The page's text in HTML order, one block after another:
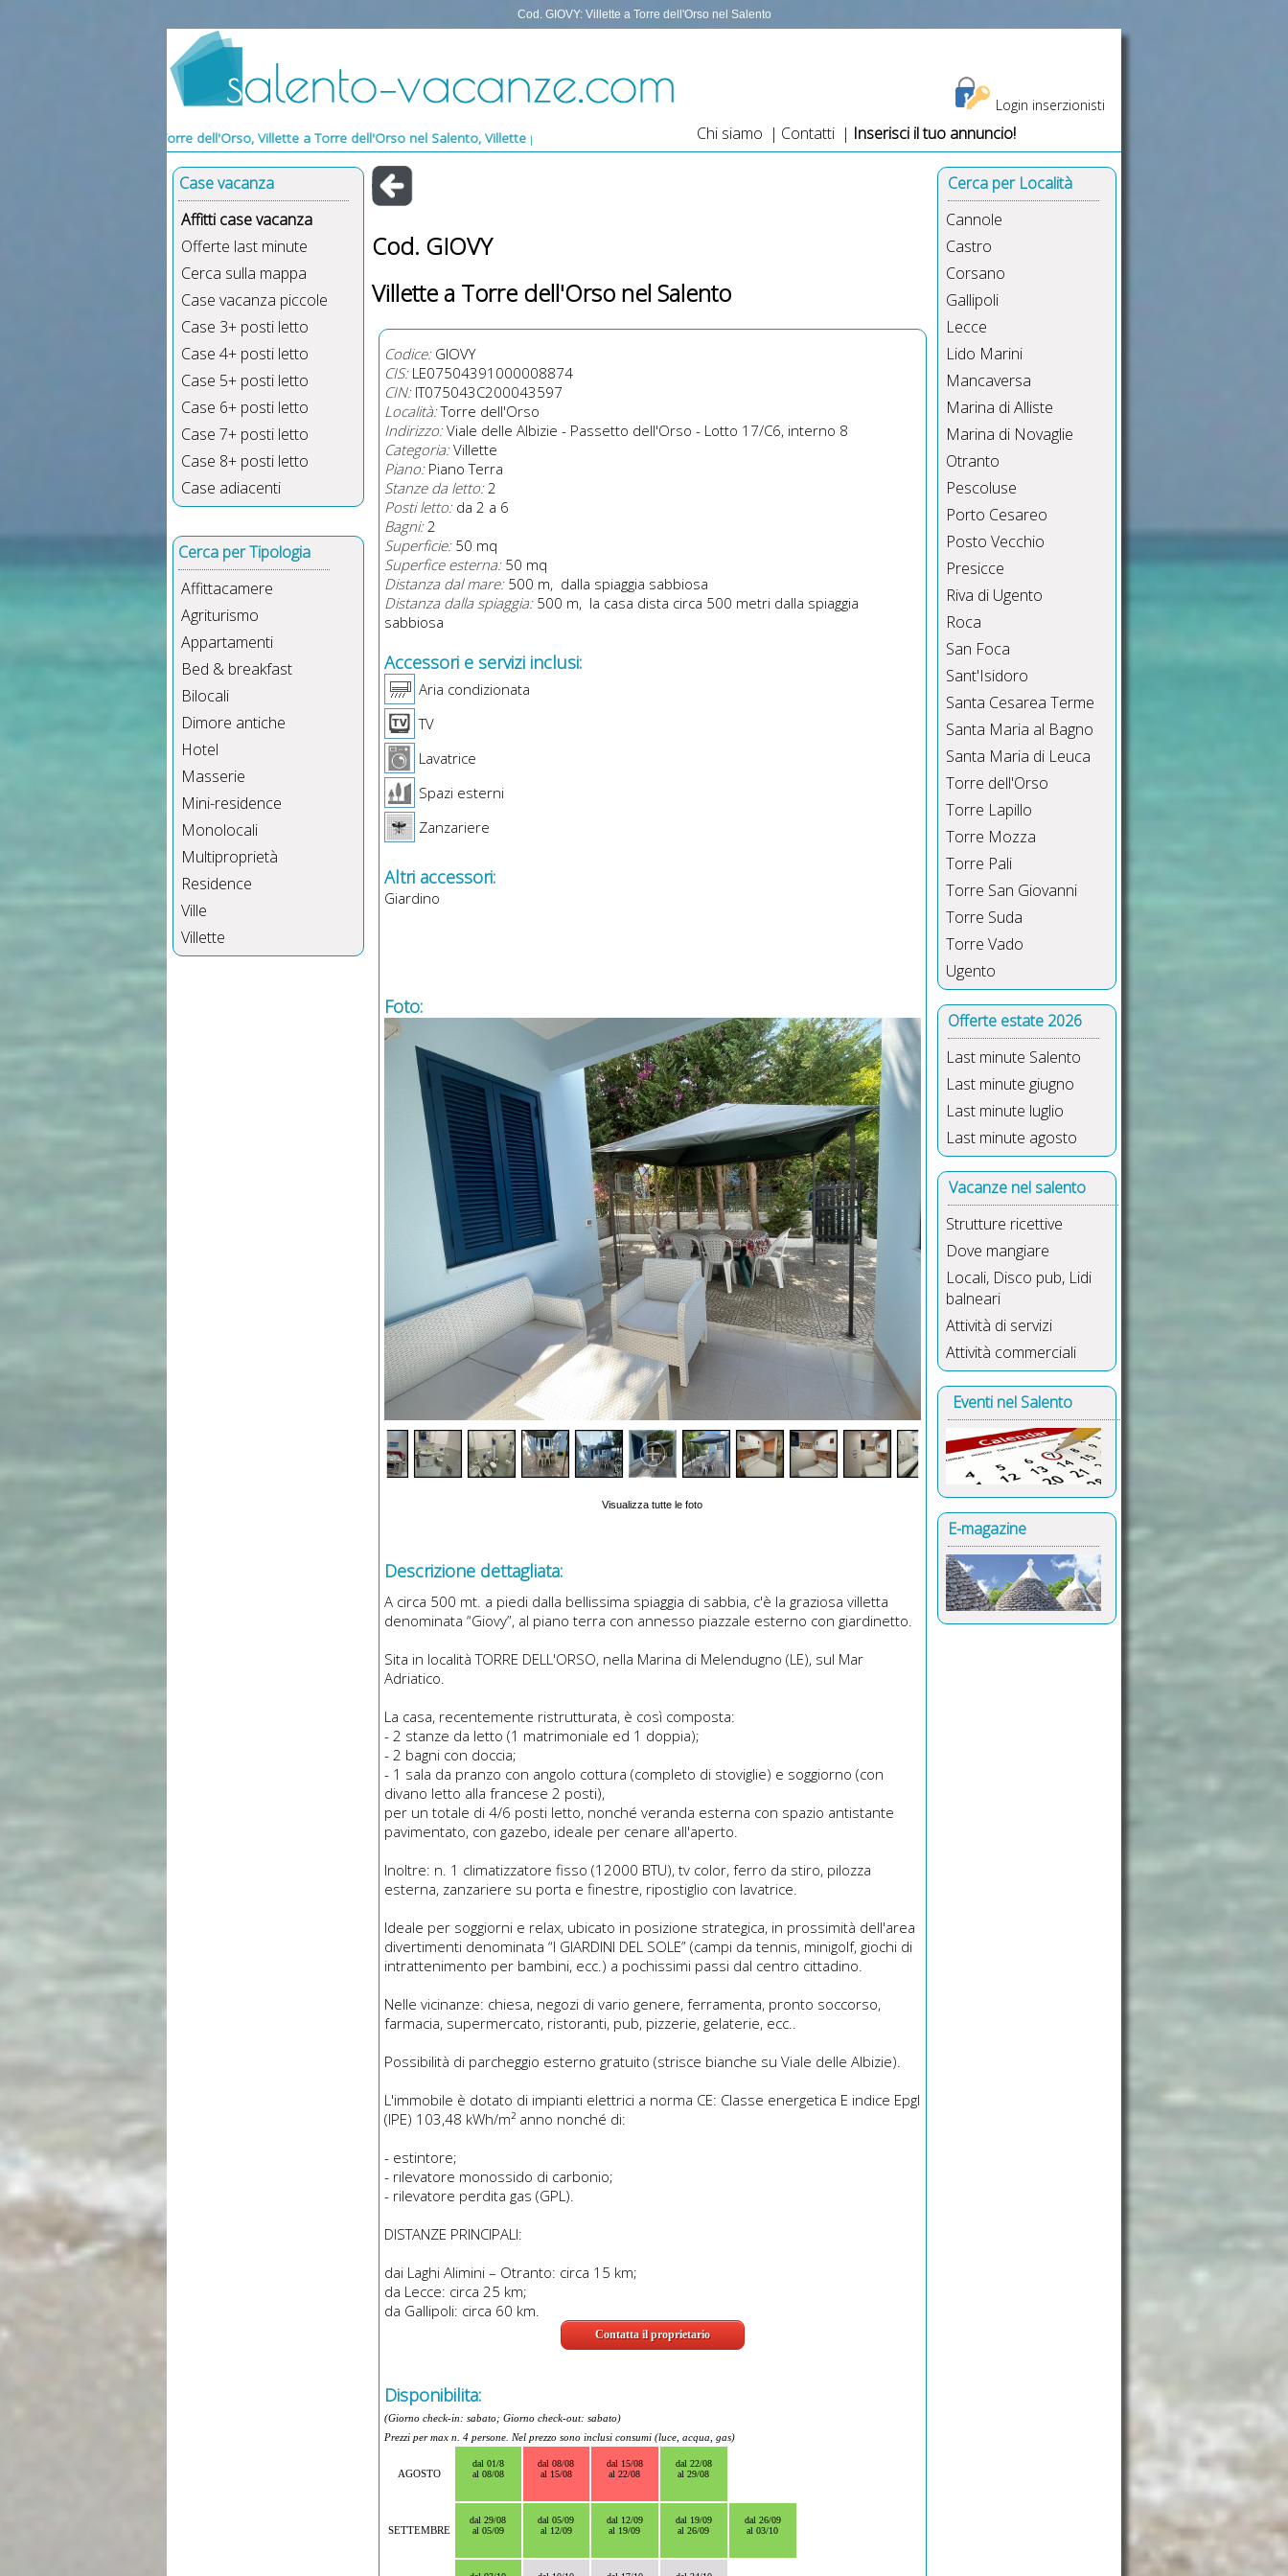
Cod. GIOVY: Villette a Torre dell'Orso nel Salento
Login inserzionisti
Chi siamo | Contatti | Inserisci il tuo annuncio!
Vacanze Torre dell'Orso, Villette a Torre dell'Orso nel Salento, Villette per vacanze a Torre dell'Orso, Villino Giovy vicino alla spiaggia di Torre dell’Orso, salento vacanze
Case vacanza
Affitti case vacanza
Offerte last minute
Cerca sulla mappa
Case vacanza piccole
Case 3+ posti letto
Case 4+ posti letto
Case 5+ posti letto
Case 6+ posti letto
Case 7+ posti letto
Case 8+ posti letto
Case adiacenti
Cerca per Tipologia
Affittacamere
Agriturismo
Appartamenti
Bed & breakfast
Bilocali
Dimore antiche
Hotel
Masserie
Mini-residence
Monolocali
Multiproprietà
Residence
Ville
Villette
Cod. GIOVY
Villette a Torre dell'Orso nel Salento
Codice:GIOVY
CIS:LE07504391000008874
CIN:IT075043C200043597
Località: Torre dell'Orso
Indirizzo:Viale delle Albizie - Passetto dell'Orso - Lotto 17/C6, interno 8
Categoria:Villette
Piano:Piano Terra
Stanze da letto:2
Posti letto:da 2 a 6
Bagni:2
Superficie:50 mq
Superfice esterna:50 mq
Distanza dal mare:500 m, dalla spiaggia sabbiosa
Distanza dalla spiaggia:500 m, la casa dista circa 500 metri dalla spiaggia
sabbiosa
Accessori e servizi inclusi:
Aria condizionata
TV
Lavatrice
Spazi esterni
Zanzariere
Altri accessori:
Giardino
Foto:
Visualizza tutte le foto
Descrizione dettagliata:
A circa 500 mt. a piedi dalla bellissima spiaggia di sabbia, c'è la graziosa villetta
denominata “Giovy”, al piano terra con annesso piazzale esterno con giardinetto.
Sita in località TORRE DELL'ORSO, nella Marina di Melendugno (LE), sul Mar
Adriatico.
La casa, recentemente ristrutturata, è così composta:
- 2 stanze da letto (1 matrimoniale ed 1 doppia);
- 2 bagni con doccia;
- 1 sala da pranzo con angolo cottura (completo di stoviglie) e soggiorno (con
divano letto alla francese 2 posti),
per un totale di 4/6 posti letto, nonché veranda esterna con spazio antistante
pavimentato, con gazebo, ideale per cenare all'aperto.
Inoltre: n. 1 climatizzatore fisso (12000 BTU), tv color, ferro da stiro, pilozza
esterna, zanzariere su porta e finestre, ripostiglio con lavatrice.
Ideale per soggiorni e relax, ubicato in posizione strategica, in prossimità dell'area
divertimenti denominata “I GIARDINI DEL SOLE” (campi da tennis, minigolf, giochi di
intrattenimento per bambini, ecc.) a pochissimi passi dal centro cittadino.
Nelle vicinanze: chiesa, negozi di vario genere, ferramenta, pronto soccorso,
farmacia, supermercato, ristoranti, pub, pizzerie, gelaterie, ecc..
Possibilità di parcheggio esterno gratuito (strisce bianche su Viale delle Albizie).
L'immobile è dotato di impianti elettrici a norma CE: Classe energetica E indice Epgl
(IPE) 103,48 kWh/m² anno nonché di:
- estintore;
- rilevatore monossido di carbonio;
- rilevatore perdita gas (GPL).
DISTANZE PRINCIPALI:
dai Laghi Alimini – Otranto: circa 15 km;
da Lecce: circa 25 km;
da Gallipoli: circa 60 km.
Contatta il proprietario
Disponibilita:
(Giorno check-in: sabato; Giorno check-out: sabato)
Prezzi per max n. 4 persone. Nel prezzo sono inclusi consumi (luce, acqua, gas)
AGOSTO
dal 01/8
al 08/08
dal 08/08
al 15/08
dal 15/08
al 22/08
dal 22/08
al 29/08
SETTEMBRE
dal 29/08
al 05/09
dal 05/09
al 12/09
dal 12/09
al 19/09
dal 19/09
al 26/09
dal 26/09
al 03/10
Cerca per Località
Cannole
Castro
Corsano
Gallipoli
Lecce
Lido Marini
Mancaversa
Marina di Alliste
Marina di Novaglie
Otranto
Pescoluse
Porto Cesareo
Posto Vecchio
Presicce
Riva di Ugento
Roca
San Foca
Sant'Isidoro
Santa Cesarea Terme
Santa Maria al Bagno
Santa Maria di Leuca
Torre dell'Orso
Torre Lapillo
Torre Mozza
Torre Pali
Torre San Giovanni
Torre Suda
Torre Vado
Ugento
Offerte estate 2026
Last minute Salento
Last minute giugno
Last minute luglio
Last minute agosto
Vacanze nel salento
Strutture ricettive
Dove mangiare
Locali, Disco pub, Lidi
balneari
Attività di servizi
Attività commerciali
Eventi nel Salento
E-magazine